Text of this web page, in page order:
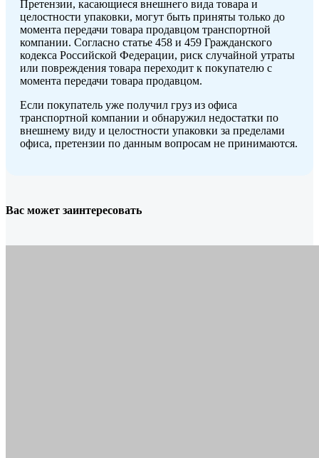
Претензии, касающиеся внешнего вида товара и
целостности упаковки, могут быть приняты только до
момента передачи товара продавцом транспортной
компании. Согласно статье 458 и 459 Гражданского
кодекса Российской Федерации, риск случайной утраты
или повреждения товара переходит к покупателю с
момента передачи товара продавцом.
Если покупатель уже получил груз из офиса
транспортной компании и обнаружил недостатки по
внешнему виду и целостности упаковки за пределами
офиса, претензии по данным вопросам не принимаются.
Вас может заинтересовать